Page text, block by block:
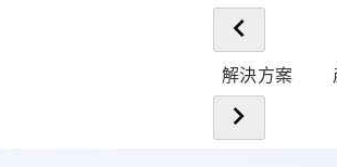
解決方案